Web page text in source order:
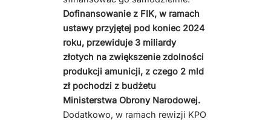
Dofinansowanie z FIK, w ramach
ustawy przyjętej pod koniec 2024
roku, przewiduje 3 miliardy
złotych na zwiększenie zdolności
produkcji amunicji, z czego 2 mld
zł pochodzi z budżetu
Ministerstwa Obrony Narodowej.
Dodatkowo, w ramach rewizji KPO